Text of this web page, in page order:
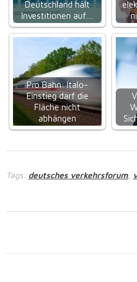
Deutschland hält
Investitionen auf…
Pro Bahn: Italo-
Einstieg darf die
Fläche nicht
abhängen
Tags: deutsches verkehrsforum